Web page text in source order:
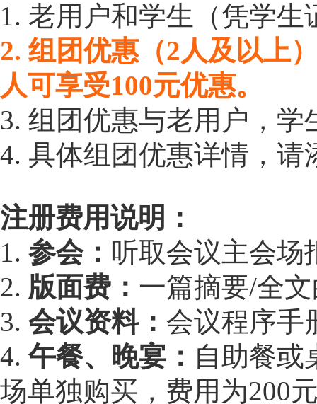
1. 老用户和学生（凭学
2. 组团优惠（2人及以上
人可享受100元优惠。
3. 组团优惠与老用户，
4. 具体组团优惠详情，请
注册费用说明：
1. 参会： 听取会议主会场
2. 版面费： 一篇摘要/全
3. 会议资料： 会议程序手
4.午餐、晚宴： 自助餐或
场单独购买，费用为200